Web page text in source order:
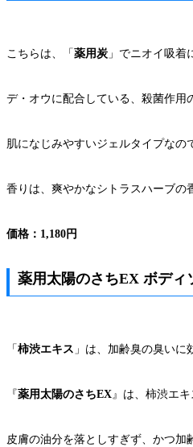
こちらは、「 薬用炭 」でニオイ吸着
デ・オウに配合している、殺菌作用
肌になじみやすいジェルタイプなの
香りは、爽やかなシトラスハーブの
価格：1,180円
薬用太陽のさちEX ボディ
「 柿渋エキス 」は、加齢臭の臭いに
『薬用太陽のさちEX』は、柿渋エ
皮膚の油分を落としすぎず、かつ加